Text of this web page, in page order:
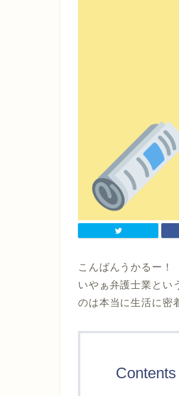
こんばんうかるー！
いやぁ弁護士業とい
のは本当に生活に密
Contents